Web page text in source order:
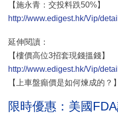
【施永青：交投料跌50%】
http://www.edigest.hk/Vip/
延伸閱讀：
【樓價高位3招套現錢搵錢】
http://www.edigest.hk/Vip/
【上車盤癲價是如何煉成的？】
限時優惠：美國